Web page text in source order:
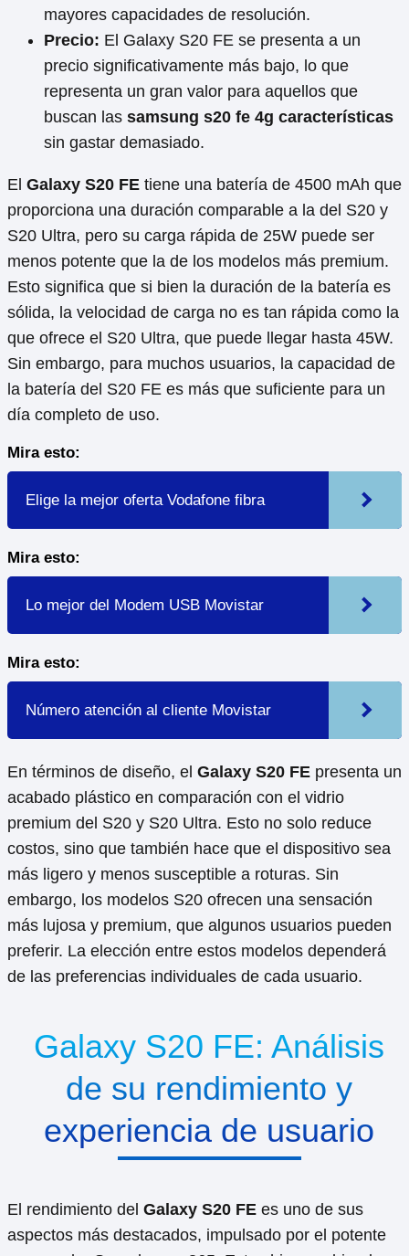
mayores capacidades de resolución.
Precio: El Galaxy S20 FE se presenta a un
precio significativamente más bajo, lo que
representa un gran valor para aquellos que
buscan las samsung s20 fe 4g características
sin gastar demasiado.
El Galaxy S20 FE tiene una batería de 4500 mAh que
proporciona una duración comparable a la del S20 y
S20 Ultra, pero su carga rápida de 25W puede ser
menos potente que la de los modelos más premium.
Esto significa que si bien la duración de la batería es
sólida, la velocidad de carga no es tan rápida como la
que ofrece el S20 Ultra, que puede llegar hasta 45W.
Sin embargo, para muchos usuarios, la capacidad de
la batería del S20 FE es más que suficiente para un
día completo de uso.
Mira esto:
Elige la mejor oferta Vodafone fibra
Mira esto:
Lo mejor del Modem USB Movistar
Mira esto:
Número atención al cliente Movistar
En términos de diseño, el Galaxy S20 FE presenta un
acabado plástico en comparación con el vidrio
premium del S20 y S20 Ultra. Esto no solo reduce
costos, sino que también hace que el dispositivo sea
más ligero y menos susceptible a roturas. Sin
embargo, los modelos S20 ofrecen una sensación
más lujosa y premium, que algunos usuarios pueden
preferir. La elección entre estos modelos dependerá
de las preferencias individuales de cada usuario.
Galaxy S20 FE: Análisis
de su rendimiento y
experiencia de usuario
El rendimiento del Galaxy S20 FE es uno de sus
aspectos más destacados, impulsado por el potente